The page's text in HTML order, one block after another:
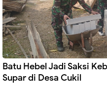
Batu Hebel Jadi Saksi
Supar di Desa Cukil